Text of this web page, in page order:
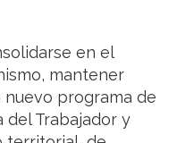
en el
mantener
programa de
del Trabajador y